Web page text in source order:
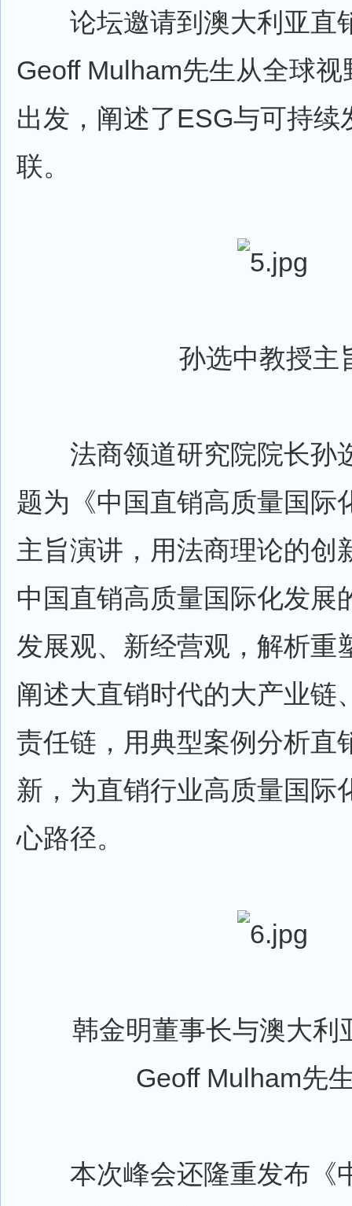
论坛邀请到澳大利亚直
Geoff Mulham先生从全球
出发，阐述了ESG与可持续
联。
孙选中教授主
法商领道研究院院长孙
题为《中国直销高质量国际
主旨演讲，用法商理论的创
中国直销高质量国际化发展
发展观、新经营观，解析重
阐述大直销时代的大产业链
责任链，用典型案例分析直
新，为直销行业高质量国际
心路径。
韩金明董事长与澳大利
Geoff Mulham先
本次峰会还隆重发布《